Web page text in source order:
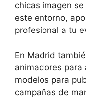
chicas imagen
este entorno,
profesional a tu
En Madrid
animadores
modelos para
campañas de